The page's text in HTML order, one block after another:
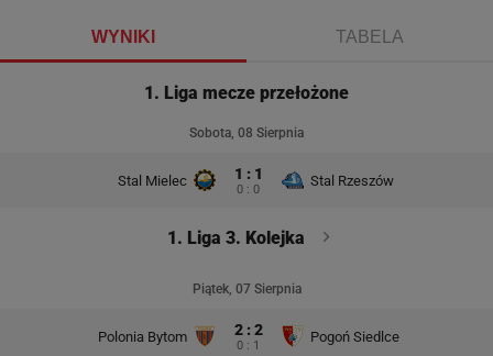
WYNIKI TABELA
1. Liga mecze przełożone
Sobota, 08 Sierpnia
Stal Mielec 1 : 1
0 : 0
Stal Rzeszów
1. Liga 3. Kolejka
Piątek, 07 Sierpnia
Polonia Bytom 2 : 2
0 : 1
Pogoń Siedlce